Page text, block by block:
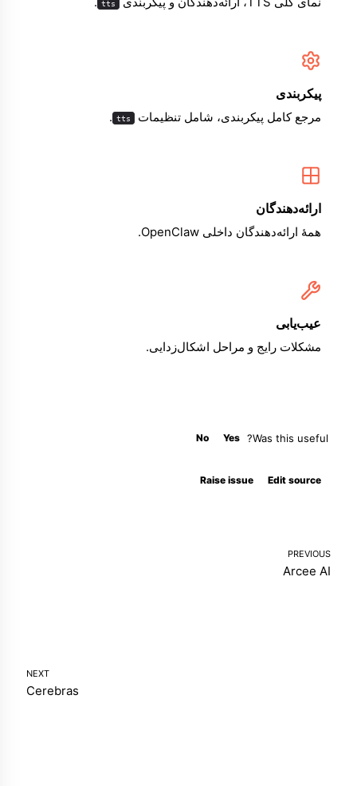
tts
پیکربندی
مرجع کامل پیکربندی، شامل تنظیمات tts
.
ارائه‌دهندگان
همهٔ ارائه‌دهندگان داخلی OpenClaw.
عیب‌یابی
مشکلات رایج و مراحل اشکال‌زدایی.
Was this useful?
Yes
No
Edit source
Raise issue
PREVIOUS
Arcee AI
NEXT
Cerebras